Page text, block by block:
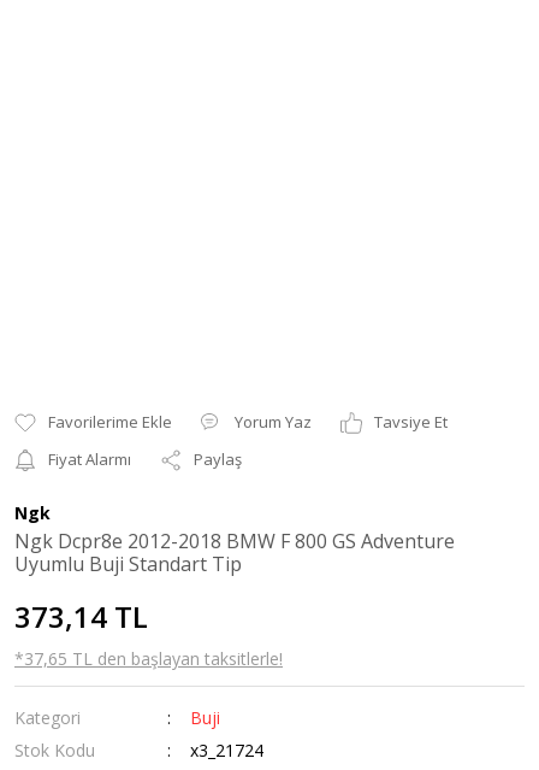
Yorum Yaz
Tavsiye Et
Fiyat Alarmı
Paylaş
Ngk
Ngk Dcpr8e 2012-2018 BMW F 800 GS Adventure
Uyumlu Buji Standart Tip
373,14 TL
*37,65 TL den başlayan taksitlerle!
Kategori
Buji
Stok Kodu
x3_21724